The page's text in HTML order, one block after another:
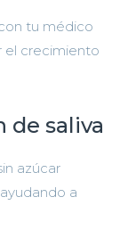
tu médico
el crecimiento
de saliva
azúcar
a